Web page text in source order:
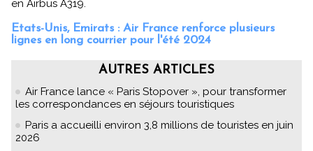
en Airbus A319.
Etats-Unis, Emirats : Air France renforce plusieurs
lignes en long courrier pour l'été 2024
AUTRES ARTICLES
Air France lance « Paris Stopover », pour transformer
les correspondances en séjours touristiques
Paris a accueilli environ 3,8 millions de touristes en juin
2026